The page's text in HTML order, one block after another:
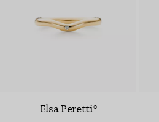
Elsa Peretti®